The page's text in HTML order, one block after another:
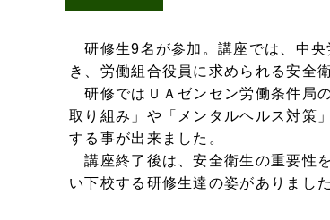
研修生9名が参加。講座では、中央
き、労働組合役員に求められる安全
研修ではＵＡゼンセン労働条件局
取り組み」や「メンタルヘルス対策
する事が出来ました。
講座終了後は、安全衛生の重要性
い下校する研修生達の姿がありました